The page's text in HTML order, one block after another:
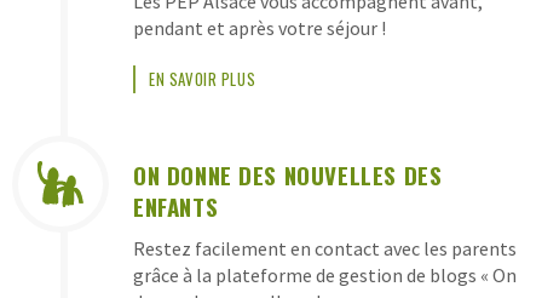
pendant et après votre séjour !
EN SAVOIR PLUS
ON DONNE DES NOUVELLES DES
ENFANTS
Restez facilement en contact avec les parents
grâce à la plateforme de gestion de blogs « On